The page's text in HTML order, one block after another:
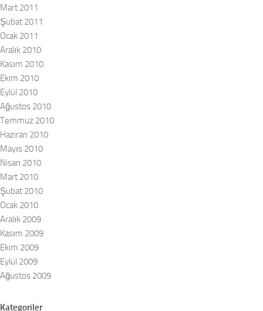
Mart 2011
Şubat 2011
Ocak 2011
Aralık 2010
Kasım 2010
Ekim 2010
Eylül 2010
Ağustos 2010
Temmuz 2010
Haziran 2010
Mayıs 2010
Nisan 2010
Mart 2010
Şubat 2010
Ocak 2010
Aralık 2009
Kasım 2009
Ekim 2009
Eylül 2009
Ağustos 2009
Kategoriler